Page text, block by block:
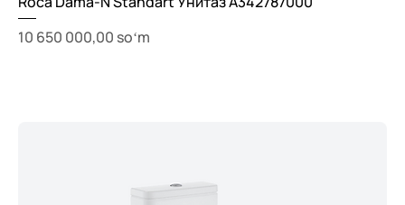
Price
10 650 000,00 soʻm